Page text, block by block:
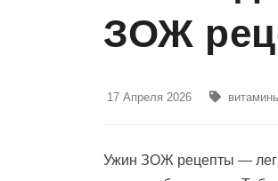
ЗОЖ
17 Апреля 2026
Ужин ЗОЖ рецепты —